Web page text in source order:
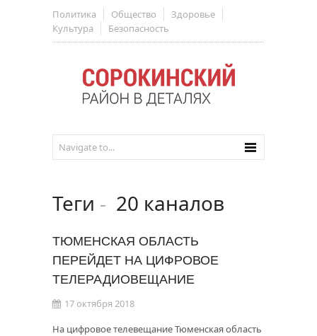
Политика Общество
Здоровье
Культура
Безопасность
Теги - 20 каналов
ТЮМЕНСКАЯ ОБЛАСТЬ
ПЕРЕЙДЕТ НА ЦИФРОВОЕ
ТЕЛЕРАДИОВЕЩАНИЕ
17 октября 2018
На цифровое телевещание Тюменская область